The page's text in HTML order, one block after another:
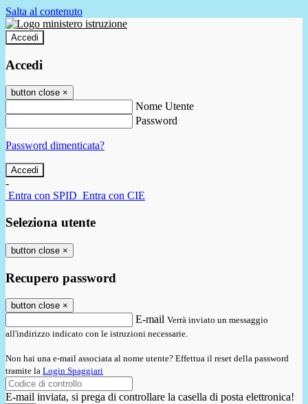
Salta al contenuto
Accedi
Accedi
button close ×
Nome Utente
Password
Password dimenticata?
-
Entra con SPID Entra con CIE
Seleziona utente
button close ×
Recupero password
button close ×
E-mail Verrà inviato un messaggio
all'indirizzo indicato con le istruzioni necessarie.
Non hai una e-mail associata al nome utente? Effettua il reset della password
tramite la Login Spaggiari
E-mail inviata, si prega di controllare la casella di posta elettronica!